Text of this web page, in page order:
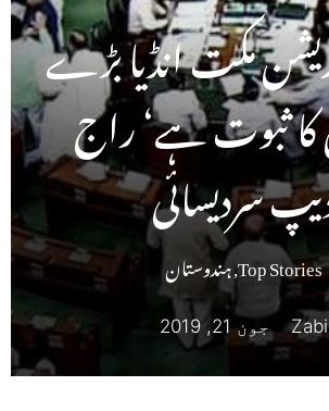
مکت انڈیا بڑے
ثبوت ہے‘ راج
سردیسائی
Top Stories
,ہندوستان
Zabi جون 21, 2019